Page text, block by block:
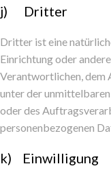
j) Dritter
Dritter ist eine
Einrichtung oder
Verantwortlichen, dem
unter der
oder des
personenbezogenen
k) Einwilligung